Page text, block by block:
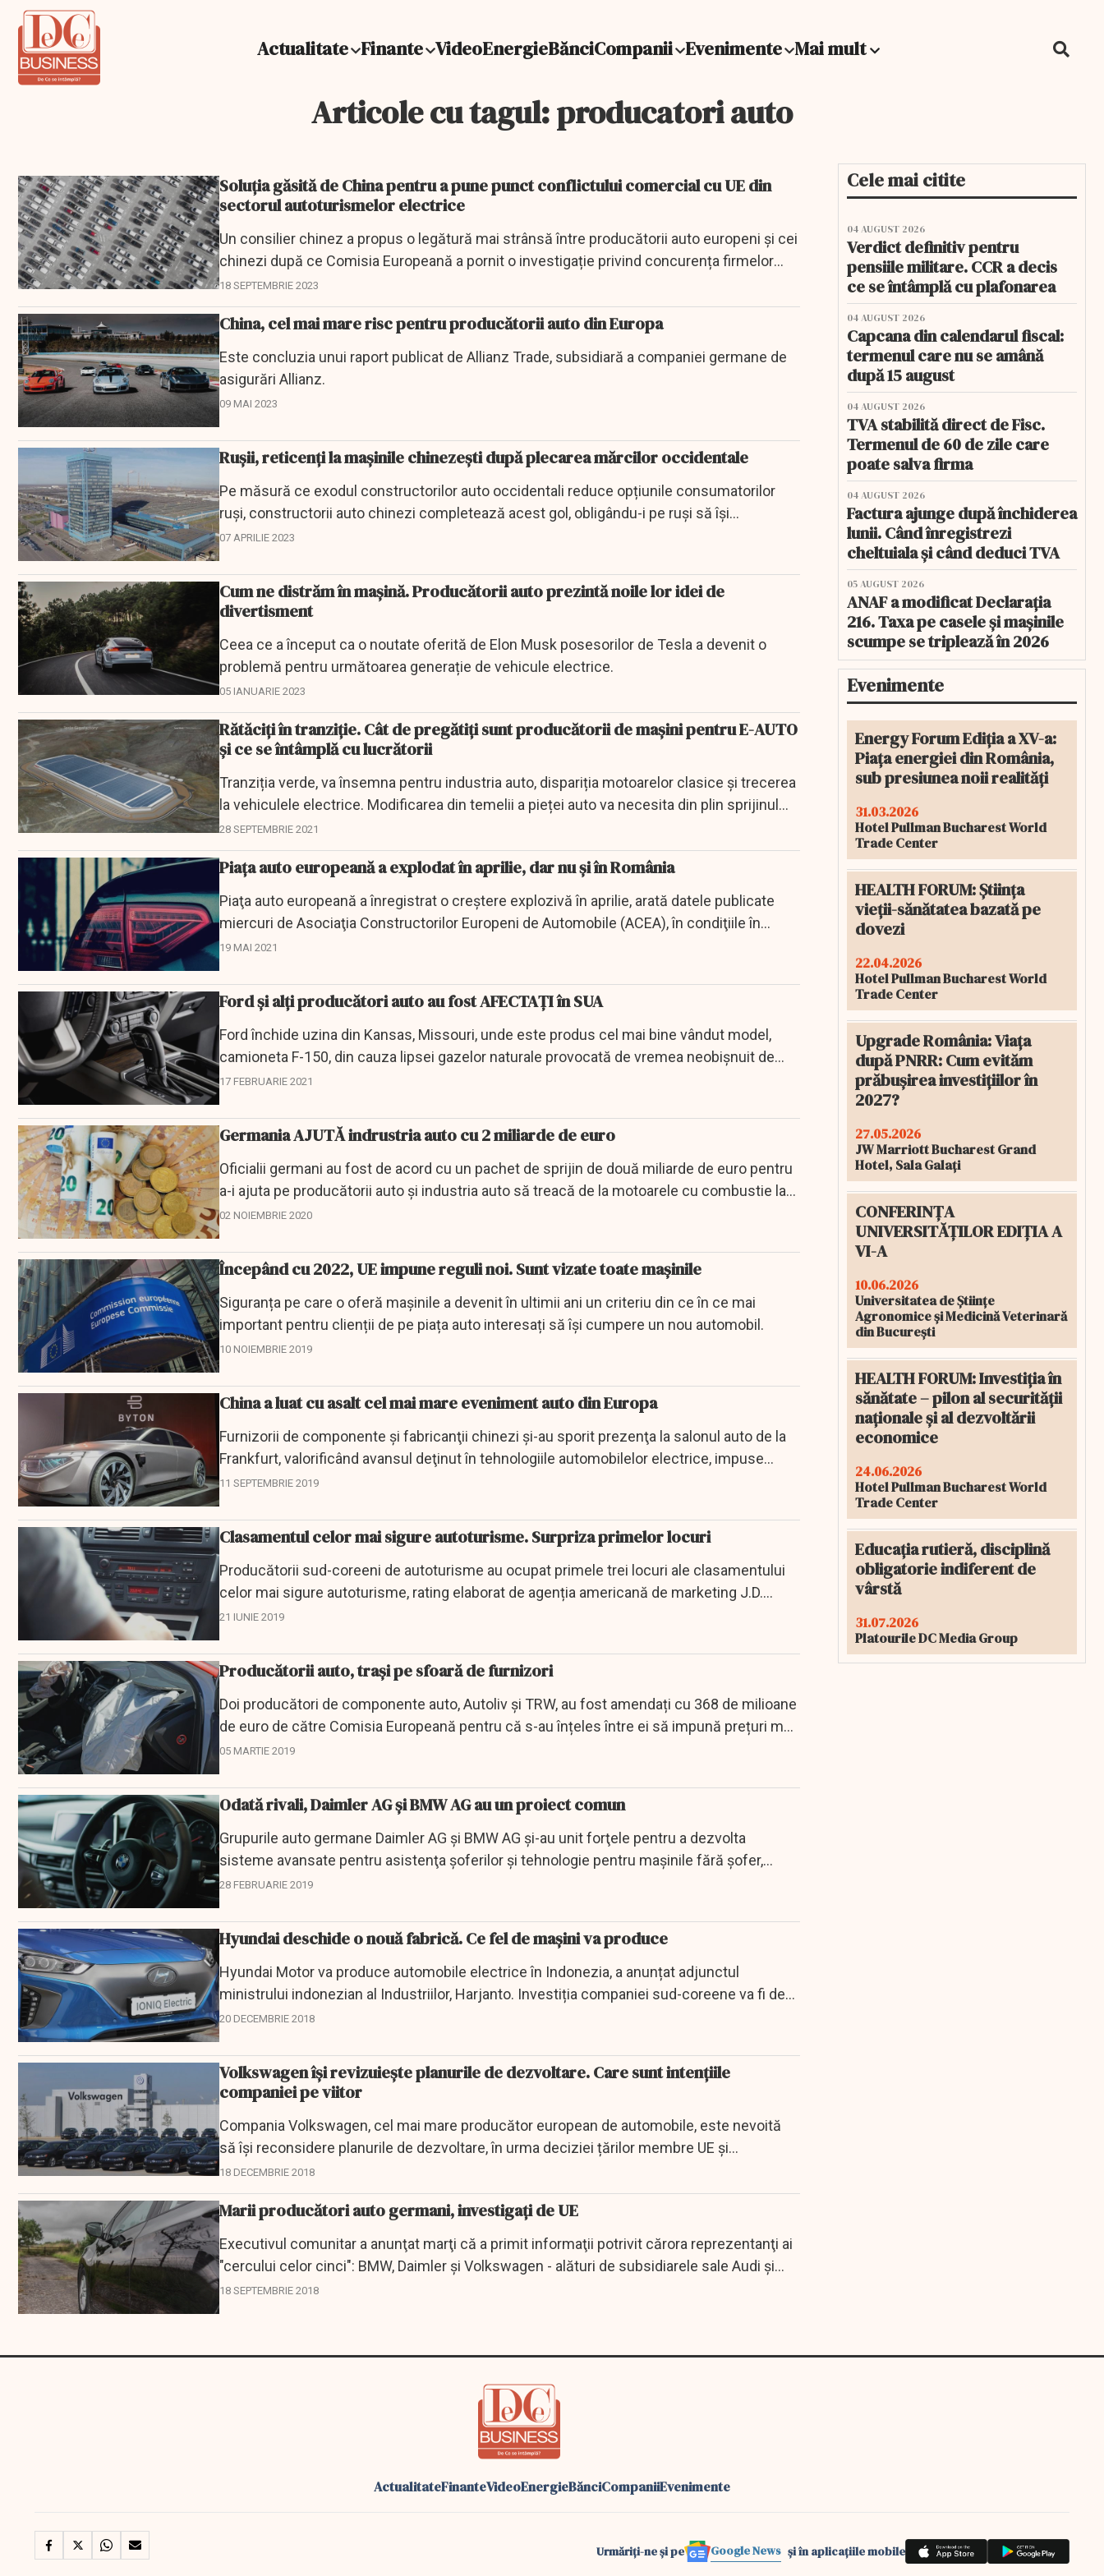
Actualitate Finante VideoEnergieBănciCompanii Evenimente Mai mult
Articole cu tagul: producatori auto
Soluția găsită de China pentru a pune punct conflictului comercial cu UE din
sectorul autoturismelor electrice
Un consilier chinez a propus o legătură mai strânsă între producătorii auto europeni și cei
chinezi după ce Comisia Europeană a pornit o investigație privind concurența firmelor
auto...
18 SEPTEMBRIE 2023
China, cel mai mare risc pentru producătorii auto din Europa
Este concluzia unui raport publicat de Allianz Trade, subsidiară a companiei germane de
asigurări Allianz.
09 MAI 2023
Rușii, reticenți la mașinile chinezești după plecarea mărcilor occidentale
Pe măsură ce exodul constructorilor auto occidentali reduce opțiunile consumatorilor
ruși, constructorii auto chinezi completează acest gol, obligându-i pe ruși să își
depășească...
07 APRILIE 2023
Cum ne distrăm în mașină. Producătorii auto prezintă noile lor idei de
divertisment
Ceea ce a început ca o noutate oferită de Elon Musk posesorilor de Tesla a devenit o
problemă pentru următoarea generație de vehicule electrice.
05 IANUARIE 2023
Rătăciți în tranziție. Cât de pregătiți sunt producătorii de mașini pentru E-AUTO
și ce se întâmplă cu lucrătorii
Tranziția verde, va însemna pentru industria auto, dispariția motoarelor clasice și trecerea
la vehiculele electrice. Modificarea din temelii a pieței auto va necesita din plin sprijinul
UE....
28 SEPTEMBRIE 2021
Piaţa auto europeană a explodat în aprilie, dar nu și în România
Piaţa auto europeană a înregistrat o creştere explozivă în aprilie, arată datele publicate
miercuri de Asociaţia Constructorilor Europeni de Automobile (ACEA), în condiţiile în
care...
19 MAI 2021
Ford și alți producători auto au fost AFECTAȚI în SUA
Ford închide uzina din Kansas, Missouri, unde este produs cel mai bine vândut model,
camioneta F-150, din cauza lipsei gazelor naturale provocată de vremea neobişnuit de
rece cu care se confruntă...
17 FEBRUARIE 2021
Germania AJUTĂ indrustria auto cu 2 miliarde de euro
Oficialii germani au fost de acord cu un pachet de sprijin de două miliarde de euro pentru
a-i ajuta pe producătorii auto şi industria auto să treacă de la motoarele cu combustie la
cele pentru...
02 NOIEMBRIE 2020
Începând cu 2022, UE impune reguli noi. Sunt vizate toate mașinile
Siguranța pe care o oferă mașinile a devenit în ultimii ani un criteriu din ce în ce mai
important pentru clienții de pe piața auto interesați să își cumpere un nou automobil.
10 NOIEMBRIE 2019
China a luat cu asalt cel mai mare eveniment auto din Europa
Furnizorii de componente şi fabricanţii chinezi şi-au sporit prezenţa la salonul auto de la
Frankfurt, valorificând avansul deţinut în tehnologiile automobilelor electrice, impuse...
11 SEPTEMBRIE 2019
Clasamentul celor mai sigure autoturisme. Surpriza primelor locuri
Producătorii sud-coreeni de autoturisme au ocupat primele trei locuri ale clasamentului
celor mai sigure autoturisme, rating elaborat de agenția americană de marketing J.D.
Power and Associates.
21 IUNIE 2019
Producătorii auto, trași pe sfoară de furnizori
Doi producători de componente auto, Autoliv și TRW, au fost amendați cu 368 de milioane
de euro de către Comisia Europeană pentru că s-au înțeles între ei să impună prețuri mai
mari pentru...
05 MARTIE 2019
Odată rivali, Daimler AG şi BMW AG au un proiect comun
Grupurile auto germane Daimler AG şi BMW AG şi-au unit forţele pentru a dezvolta
sisteme avansate pentru asistenţa şoferilor şi tehnologie pentru maşinile fără şofer,
transmit Reuters şi...
28 FEBRUARIE 2019
Hyundai deschide o nouă fabrică. Ce fel de mașini va produce
Hyundai Motor va produce automobile electrice în Indonezia, a anunțat adjunctul
ministrului indonezian al Industriilor, Harjanto. Investiția companiei sud-coreene va fi de
880 milioane de dolari,...
20 DECEMBRIE 2018
Volkswagen își revizuiește planurile de dezvoltare. Care sunt intențiile
companiei pe viitor
Compania Volkswagen, cel mai mare producător european de automobile, este nevoită
să își reconsidere planurile de dezvoltare, în urma deciziei țărilor membre UE și
Parlamentului European de a...
18 DECEMBRIE 2018
Marii producători auto germani, investigaţi de UE
Executivul comunitar a anunţat marţi că a primit informaţii potrivit cărora reprezentanţi ai
"cercului celor cinci": BMW, Daimler şi Volkswagen - alături de subsidiarele sale Audi şi
Porsche...
18 SEPTEMBRIE 2018
Cele mai citite
04 AUGUST 2026
Verdict definitiv pentru
pensiile militare. CCR a decis
ce se întâmplă cu plafonarea
04 AUGUST 2026
Capcana din calendarul fiscal:
termenul care nu se amână
după 15 august
04 AUGUST 2026
TVA stabilită direct de Fisc.
Termenul de 60 de zile care
poate salva firma
04 AUGUST 2026
Factura ajunge după închiderea
lunii. Când înregistrezi
cheltuiala și când deduci TVA
05 AUGUST 2026
ANAF a modificat Declarația
216. Taxa pe casele și mașinile
scumpe se triplează în 2026
Evenimente
Energy Forum Ediția a XV-a:
Piața energiei din România,
sub presiunea noii realități
31.03.2026
Hotel Pullman Bucharest World
Trade Center
HEALTH FORUM: Știința
vieții-sănătatea bazată pe
dovezi
22.04.2026
Hotel Pullman Bucharest World
Trade Center
Upgrade România: Viața
după PNRR: Cum evităm
prăbușirea investițiilor în
2027?
27.05.2026
JW Marriott Bucharest Grand
Hotel, Sala Galați
CONFERINȚA
UNIVERSITĂȚILOR EDIȚIA A
VI-A
10.06.2026
Universitatea de Științe
Agronomice și Medicină Veterinară
din București
HEALTH FORUM: Investiția în
sănătate – pilon al securității
naționale și al dezvoltării
economice
24.06.2026
Hotel Pullman Bucharest World
Trade Center
Educația rutieră, disciplină
obligatorie indiferent de
vârstă
31.07.2026
Platourile DC Media Group
ActualitateFinanteVideoEnergieBănciCompaniiEvenimente
Urmăriți-ne și pe Google News și în aplicațiile mobile